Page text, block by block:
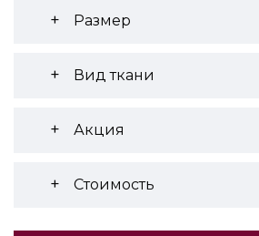
Размер
Вид ткани
Акция
Стоимость